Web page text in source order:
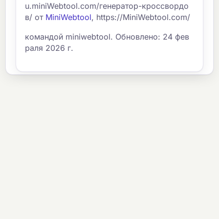
u.miniWebtool.com/генератор-кроссвордо
в/ от MiniWebtool, https://MiniWebtool.com/
командой miniwebtool. Обновлено: 24 фев
раля 2026 г.